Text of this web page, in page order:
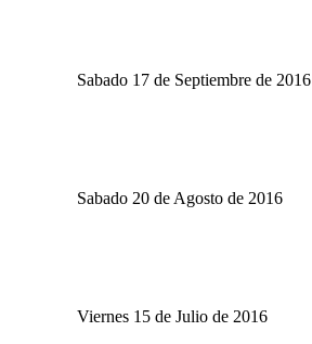
Sabado 17 de Septiembre de 2016
Sabado 20 de Agosto de 2016
Viernes 15 de Julio de 2016